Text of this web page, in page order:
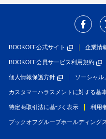
BOOKOFF公式サイト 企業情
BOOKOFF会員サービス利用規約
個人情報保護方針 ソーシャル
カスタマーハラスメントに対する基
特定商取引法に基づく表示 利用
ブックオフグループホールディング